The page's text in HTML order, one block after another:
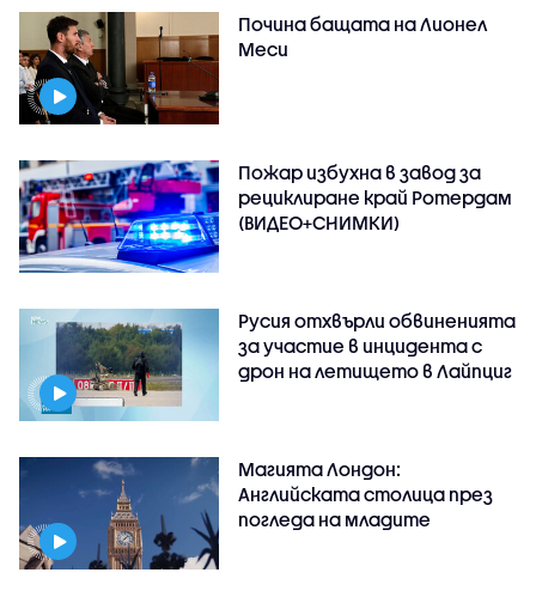
Почина бащата на Лионел
Меси
Пожар избухна в завод за
рециклиране край Ротердам
(ВИДЕО+СНИМКИ)
Русия отхвърли обвиненията
за участие в инцидента с
дрон на летището в Лайпциг
Магията Лондон:
Английската столица през
погледа на младите